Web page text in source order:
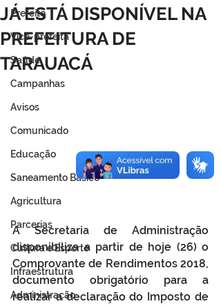
Prefeito
Vice-prefeita
Saúde
Campanhas
Avisos
Comunicado
Educação
Saneamento Básico
Agricultura
Parcerias
Cultura e Esporte
Infraestrutura
Administração
JÁ ESTÁ DISPONÍVEL NA
PREFEITURA DE
TARAUACÁ
A Secretaria de Administração
disponibiliza a partir de hoje (26) o
Comprovante de Rendimentos 2018,
documento obrigatório para a
realizar a declaração do Imposto de